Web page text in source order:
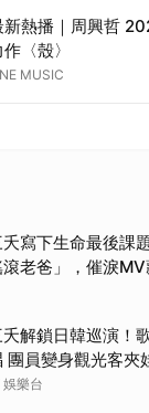
新熱播｜周興哲
〈殼〉
MUSIC
夭寫下生命最後課
滾老爸」，催淚
夭解鎖日韓巡演！
團員變身觀光客夾
樂台